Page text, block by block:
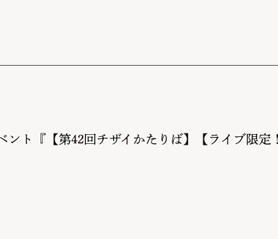
ント『【第42回チザイかたりば】【ライブ限